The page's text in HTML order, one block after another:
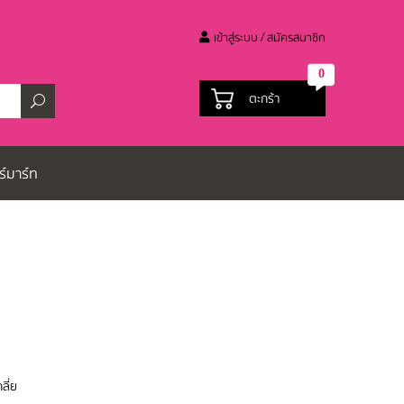
เข้าสู่ระบบ / สมัครสมาชิก
ตะกร้า
0
มาร์ท
ลี่ย